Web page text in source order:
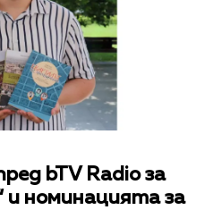
bTV Radio за
и номинацията за